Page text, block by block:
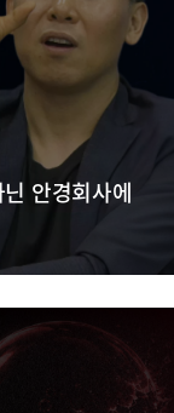
안경회사에